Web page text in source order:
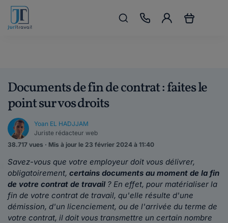
Documents de fin de contrat : faites le
point sur vos droits
Yoan EL HADJJAM
Juriste rédacteur web
38.717 vues · Mis à jour le 23 février 2024 à 11:40
Savez-vous que votre employeur doit vous délivrer,
obligatoirement, certains documents au moment de la fin
de votre contrat de travail ? En effet, pour matérialiser la
fin de votre contrat de travail, qu'elle résulte d'une
démission, d'un licenciement, ou de l'arrivée du terme de
votre contrat, il doit vous transmettre un certain nombre